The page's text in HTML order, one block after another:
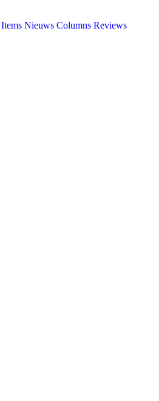
Nieuws Columns Reviews